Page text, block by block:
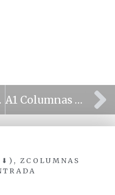
A1 Columnas entrada arabe
,ZCOLUMNAS